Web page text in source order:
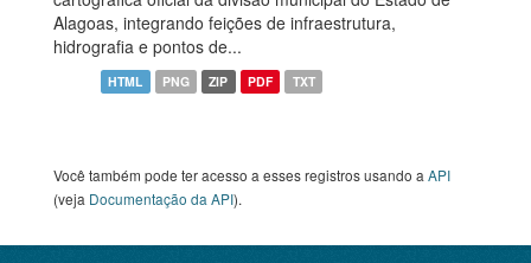
Alagoas, integrando feições de infraestrutura,
hidrografia e pontos de...
HTML PNG ZIP PDF TXT
Você também pode ter acesso a esses registros usando a API
(veja Documentação da API).